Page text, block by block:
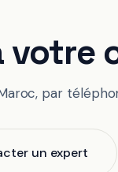
votre
par
un expert